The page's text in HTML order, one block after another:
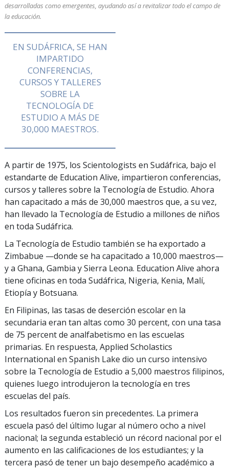
desarrolladas como emergentes, ayudando así a revitalizar todo el campo de
la educación.
EN SUDÁFRICA, SE HAN
IMPARTIDO
CONFERENCIAS,
CURSOS Y TALLERES
SOBRE LA
TECNOLOGÍA DE
ESTUDIO A MÁS DE
30,000 MAESTROS.
A partir de 1975, los Scientologists en Sudáfrica, bajo el
estandarte de Education Alive, impartieron conferencias,
cursos y talleres sobre la Tecnología de Estudio. Ahora
han capacitado a más de 30,000 maestros que, a su vez,
han llevado la Tecnología de Estudio a millones de niños
en toda Sudáfrica.
La Tecnología de Estudio también se ha exportado a
Zimbabue —donde se ha capacitado a 10,000 maestros—
y a Ghana, Gambia y Sierra Leona. Education Alive ahora
tiene oficinas en toda Sudáfrica, Nigeria, Kenia, Malí,
Etiopía y Botsuana.
En Filipinas, las tasas de deserción escolar en la
secundaria eran tan altas como 30 percent, con una tasa
de 75 percentde analfabetismo en las escuelas
primarias. En respuesta, Applied Scholastics
International en Spanish Lake dio un curso intensivo
sobre la Tecnología de Estudio a 5,000 maestros filipinos,
quienes luego introdujeron la tecnología en tres
escuelas del país.
Los resultados fueron sin precedentes. La primera
escuela pasó del último lugar al número ocho a nivel
nacional; la segunda estableció un récord nacional por el
aumento en las calificaciones de los estudiantes; y la
tercera pasó de tener un bajo desempeño académico a